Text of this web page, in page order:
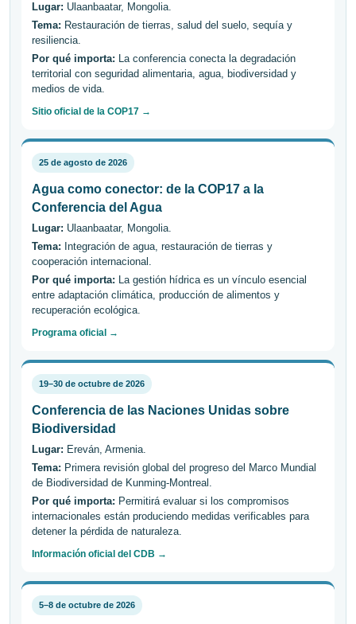
Lugar: Ulaanbaatar, Mongolia.
Tema: Restauración de tierras, salud del suelo, sequía y
resiliencia.
Por qué importa: La conferencia conecta la degradación
territorial con seguridad alimentaria, agua, biodiversidad y
medios de vida.
Sitio oficial de la COP17 →
25 de agosto de 2026
Agua como conector: de la COP17 a la
Conferencia del Agua
Lugar: Ulaanbaatar, Mongolia.
Tema: Integración de agua, restauración de tierras y
cooperación internacional.
Por qué importa: La gestión hídrica es un vínculo esencial
entre adaptación climática, producción de alimentos y
recuperación ecológica.
Programa oficial →
19–30 de octubre de 2026
Conferencia de las Naciones Unidas sobre
Biodiversidad
Lugar: Ereván, Armenia.
Tema: Primera revisión global del progreso del Marco Mundial
de Biodiversidad de Kunming-Montreal.
Por qué importa: Permitirá evaluar si los compromisos
internacionales están produciendo medidas verificables para
detener la pérdida de naturaleza.
Información oficial del CDB →
5–8 de octubre de 2026